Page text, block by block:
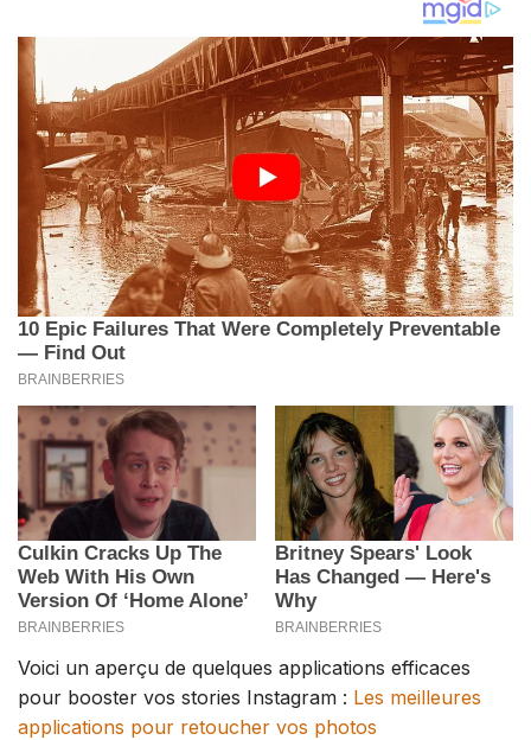
Voici un aperçu de quelques applications efficaces
pour booster vos stories Instagram : Les meilleures
applications pour retoucher vos photos